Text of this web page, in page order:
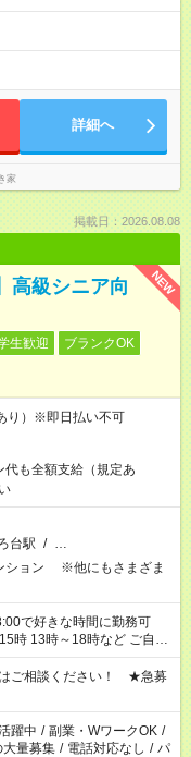
〇昼帯 9:00-14:00 〇午
〇深夜帯 22:00-翌5:00 基
詳細へ
家
掲載日：2026.08.08
NEW
高級シニア向
生歓迎
ブランクOK
り）※即日払い不可
も全額支給（規定あ
台駅 / …
ション ※他にもさまざま
で好きな時間に勤務可
時 13時～18時など ご自身
談ください！ ★家庭の都合
遠慮なくご相談くださ
はご相談ください！ ★急募
躍中 / 副業・WワークOK /
大量募集 / 電話対応なし / パ